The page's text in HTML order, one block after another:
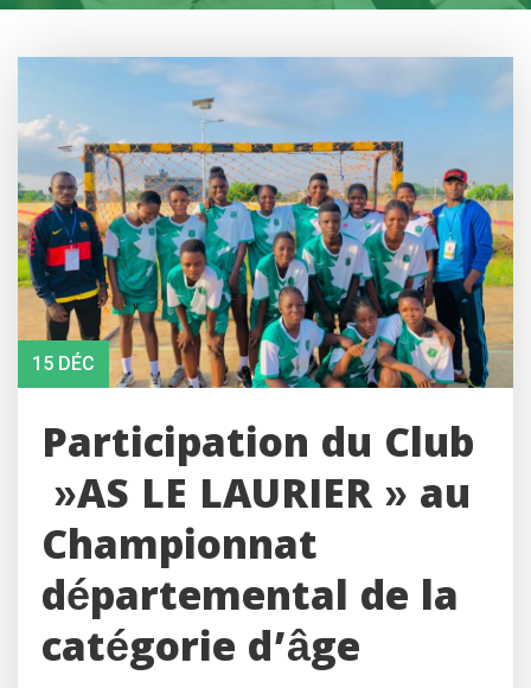
15 DÉC
Participation du Club
»AS LE LAURIER » au
Championnat
départemental de la
catégorie d’âge